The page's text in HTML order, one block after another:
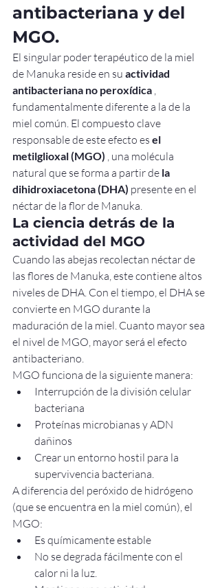
antibacteriana y del
MGO.
El singular poder terapéutico de la miel
de Manuka reside en su actividad
antibacteriana no peroxídica ,
fundamentalmente diferente a la de la
miel común. El compuesto clave
responsable de este efecto es el
metilglioxal (MGO) , una molécula
natural que se forma a partir de la
dihidroxiacetona (DHA) presente en el
néctar de la flor de Manuka.
La ciencia detrás de la
actividad del MGO
Cuando las abejas recolectan néctar de
las flores de Manuka, este contiene altos
niveles de DHA. Con el tiempo, el DHA se
convierte en MGO durante la
maduración de la miel. Cuanto mayor sea
el nivel de MGO, mayor será el efecto
antibacteriano.
MGO funciona de la siguiente manera:
Interrupción de la división celular
bacteriana
Proteínas microbianas y ADN
dañinos
Crear un entorno hostil para la
supervivencia bacteriana.
A diferencia del peróxido de hidrógeno
(que se encuentra en la miel común), el
MGO:
Es químicamente estable
No se degrada fácilmente con el
calor ni la luz.